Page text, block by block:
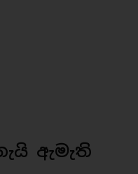
ඇමැති